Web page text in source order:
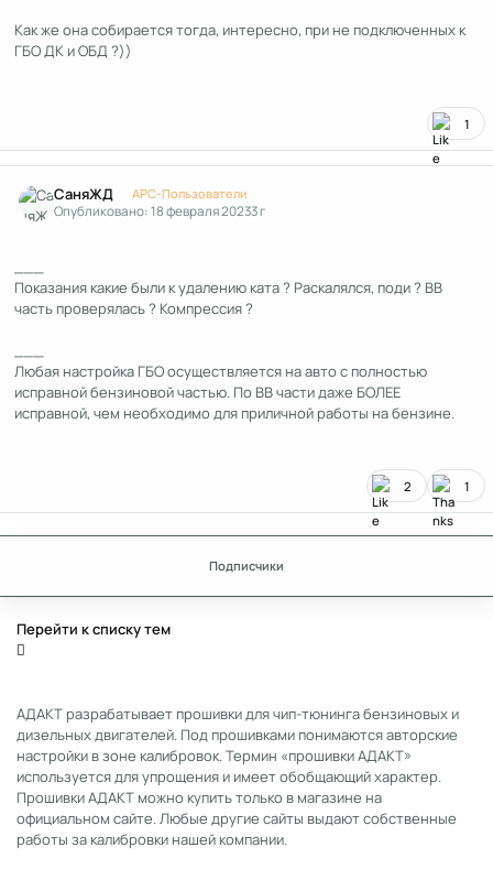
Как же она собирается тогда, интересно, при не подключенных к
ГБО ДК и ОБД ?))
1
СаняЖД APC-Пользователи
Опубликовано:18 февраля 20233 г
Показания какие были к удалению ката ? Раскалялся, поди ? ВВ
часть проверялась ? Компрессия ?
Любая настройка ГБО осуществляется на авто с полностью
исправной бензиновой частью. По ВВ части даже БОЛЕЕ
исправной, чем необходимо для приличной работы на бензине.
2 1
Подписчики
Перейти к списку тем
АДАКТ разрабатывает прошивки для чип-тюнинга бензиновых и
дизельных двигателей. Под прошивками понимаются авторские
настройки в зоне калибровок. Термин «прошивки АДАКТ»
используется для упрощения и имеет обобщающий характер.
Прошивки АДАКТ можно купить только в магазине на
официальном сайте. Любые другие сайты выдают собственные
работы за калибровки нашей компании.